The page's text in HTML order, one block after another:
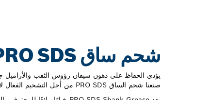
شحم ساق PRO SDS لتشحيم ساق SDS لفترة طويلة
يؤدي الحفاظ على دهون سيقان رؤوس الثقب والأزاميل
صنعنا شحم الساق PRO SDS من أجل التشحيم الفعال لأطراف الساق.